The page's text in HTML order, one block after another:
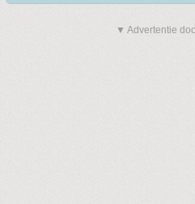
▼ Advertentie